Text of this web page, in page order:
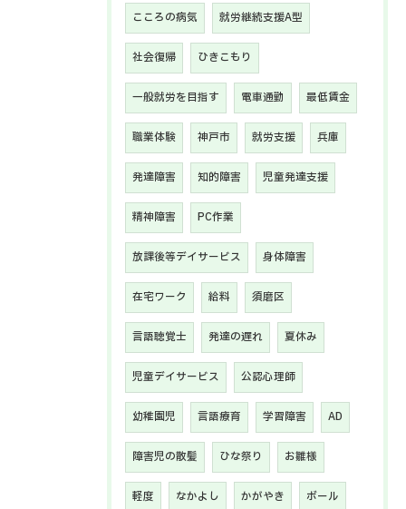
こころの病気 就労継続支援A型
社会復帰 ひきこもり
一般就労を目指す 電車通勤 最低賃金
職業体験 神戸市 就労支援 兵庫
発達障害 知的障害 児童発達支援
精神障害 PC作業
放課後等デイサービス 身体障害
在宅ワーク 給料 須磨区
言語聴覚士 発達の遅れ 夏休み
児童デイサービス 公認心理師
幼稚園児 言語療育 学習障害 AD
障害児の散髪 ひな祭り お雛様
軽度 なかよし かがやき ボール
お問い合わせはこちら